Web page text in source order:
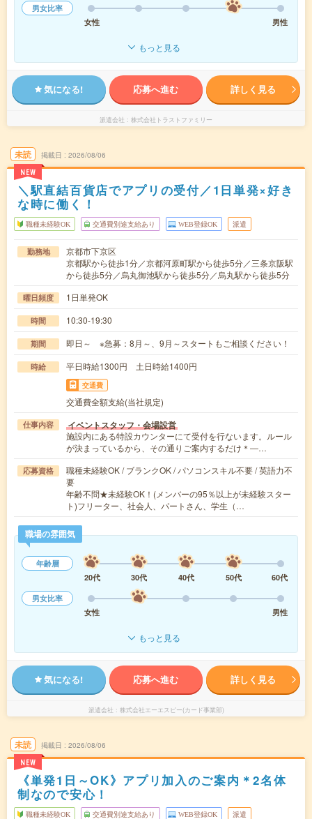
男女比率
女性
男性
もっと見る
気になる! 応募へ進む 詳しく見る
派遣会社 株式会社トラストファミリー
未読
NEW
掲載日 2026/08/06
＼駅直結百貨店でアプリの受付／1日単発×好き
な時に働く！
職種未経験OK 交通費別途支給あり WEB登録OK 派遣
勤務地
京都市下京区
京都駅から徒歩1分／京都河原町駅から徒歩5分／三条京阪駅
から徒歩5分／烏丸御池駅から徒歩5分／烏丸駅から徒歩5分
曜日頻度 1日単発OK
時間 10:30-19:30
期間 即日～ ※急募：8月～、9月～スタートもご相談ください！
時給 平日時給1300円 土日時給1400円
交通費
交通費全額支給(当社規定)
仕事内容 イベントスタッフ・会場設営
施設内にある特設カウンターにて受付を行ないます。ルール
が決まっているから、その通りご案内するだけ＊―…
応募資格
職種未経験OK / ブランクOK / パソコンスキル不要 / 英語力不
要
年齢不問★未経験OK！(メンバーの95％以上が未経験スター
ト)フリーター、社会人、パートさん、学生（…
職場の雰囲気
年齢層
20代
30代 40代 50代
60代
男女比率
女性
男性
もっと見る
気になる! 応募へ進む 詳しく見る
派遣会社 株式会社エーエスピー(カード事業部)
未読
NEW
掲載日 2026/08/06
《単発1日～OK》アプリ加入のご案内＊2名体
制なので安心！
職種未経験OK 交通費別途支給あり WEB登録OK 派遣